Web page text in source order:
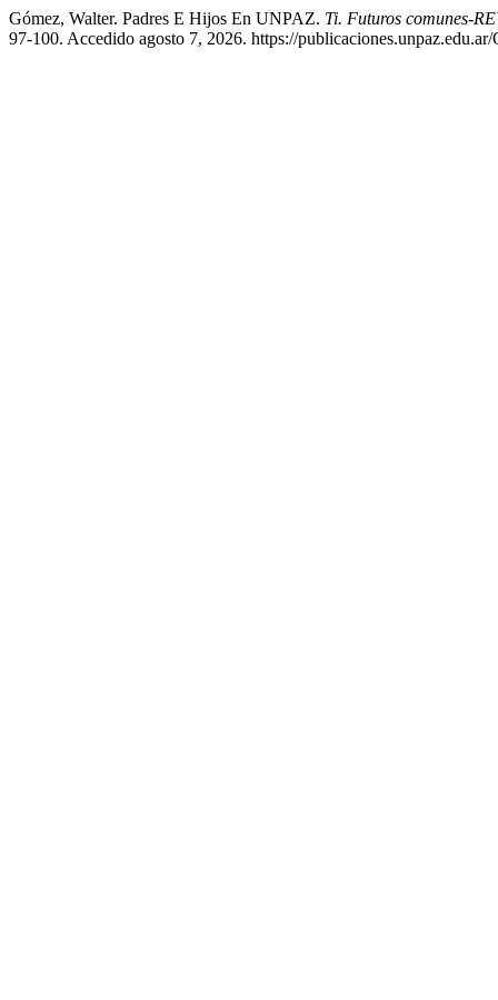
Gómez, Walter. Padres E Hijos En UNPAZ. Ti. Futuros comunes-
97-100. Accedido agosto 7, 2026. https://